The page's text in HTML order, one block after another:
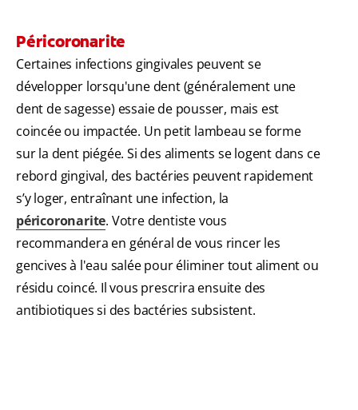
Péricoronarite
Certaines infections gingivales peuvent se
développer lorsqu'une dent (généralement une
dent de sagesse) essaie de pousser, mais est
coincée ou impactée. Un petit lambeau se forme
sur la dent piégée. Si des aliments se logent dans ce
rebord gingival, des bactéries peuvent rapidement
s’y loger, entraînant une infection, la
péricoronarite. Votre dentiste vous
recommandera en général de vous rincer les
gencives à l'eau salée pour éliminer tout aliment ou
résidu coincé. Il vous prescrira ensuite des
antibiotiques si des bactéries subsistent.